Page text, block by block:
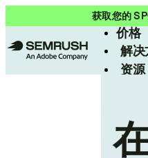
获取您的产品
价格
解决
资源